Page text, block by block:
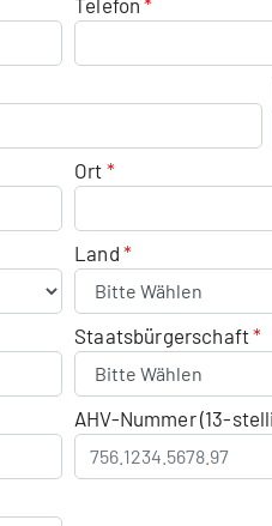
Ort
Land
Staatsbürgerschaft
AHV-Nummer (13-